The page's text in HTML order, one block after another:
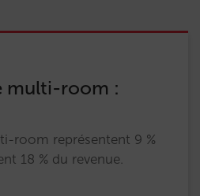
multi-room :
room représentent 9 %
18 % du revenue.